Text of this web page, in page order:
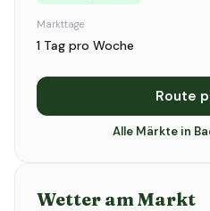
Markttage
1 Tag pro Woche
Route
Alle Märkte in
Wetter am Markt